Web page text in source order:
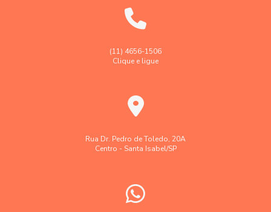
(11) 4656-1506
Clique e ligue
Rua Dr. Pedro de Toledo, 20A
Centro - Santa Isabel/SP